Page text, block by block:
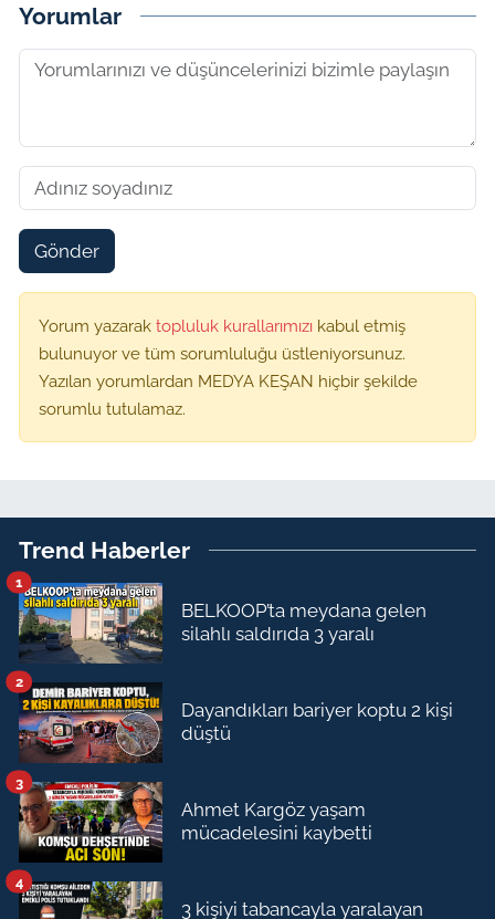
Yorumlar
Gönder
Yorum yazarak topluluk kurallarımızı kabul etmiş
bulunuyor ve tüm sorumluluğu üstleniyorsunuz.
Yazılan yorumlardan MEDYA KEŞAN hiçbir şekilde
sorumlu tutulamaz.
Trend Haberler
BELKOOP’ta meydana gelen
silahlı saldırıda 3 yaralı
1
Dayandıkları bariyer koptu 2 kişi
düştü
2
Ahmet Kargöz yaşam
mücadelesini kaybetti
3
3 kişiyi tabancayla yaralayan
4